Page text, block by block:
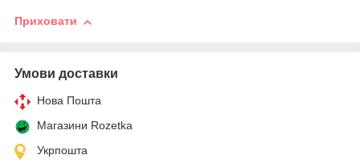
Приховати
Умови доставки
Нова Пошта
Магазини Rozetka
Укрпошта